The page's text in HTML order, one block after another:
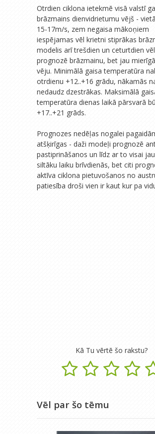
Otrdien ciklona ietekmē visā valstī
brāzmains dienvidrietumu vējš -
15-17m/s, zem negaisa mākoņiem
iespējamas vēl krietni stiprākas
modelis arī trešdien un ceturtdien vēl
prognozē brāzmainu, bet jau
vēju. Minimālā gaisa temperatūra
otrdienu +12..+16 grādu, nākamās
nedaudz dzestrākas. Maksimālā
temperatūra dienas laikā pārsvarā
+17..+21 grāds.
Prognozes nedēļas nogalei
atšķirīgas - daži modeļi prognozē
pastiprināšanos un līdz ar to visai
siltāku laiku brīvdienās, bet citi
aktīva ciklona pietuvošanos no
patiesība droši vien ir kaut kur pa
Kā Tu vērtē šo rakstu?
Vēl par šo tēmu